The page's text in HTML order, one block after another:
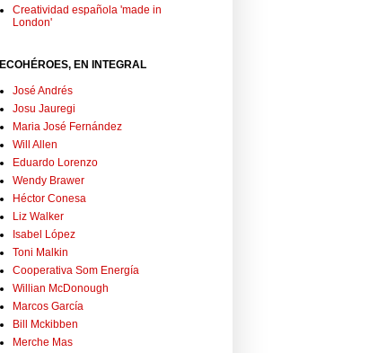
Creatividad española 'made in
London'
ECOHÉROES, EN INTEGRAL
José Andrés
Josu Jauregi
Maria José Fernández
Will Allen
Eduardo Lorenzo
Wendy Brawer
Héctor Conesa
Liz Walker
Isabel López
Toni Malkin
Cooperativa Som Energía
Willian McDonough
Marcos García
Bill Mckibben
Merche Mas